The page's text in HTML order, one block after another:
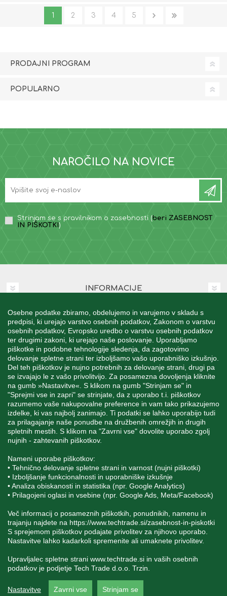
Osebne podatke zbiramo, obdelujemo in varujemo v skladu s
predpisi, ki urejajo varstvo osebnih podatkov, Zakonom o varstvu
osebnih podatkov, Evropsko uredbo o varstvu osebnih podatkov
ter drugimi zakoni, ki urejajo naše poslovanje. Uporabljamo
piškotke in podobne tehnologije sledenja, da zagotovimo
delovanje spletne strani ter izboljšamo vašo uporabniško izkušnjo.
Del teh piškotkov je nujno potrebnih za delovanje strani, drugi pa
se izvajajo le z vašo privolitvijo. Za posamezna dovoljenja kliknite
na gumb »Nastavitve«. S klikom na gumb "Strinjam se" in
"Sprejmi vse in zapri" se strinjate, da z uporabo t.i. piškotkov
razumemo vaše nakupovalne preference in vam tako prikazujemo
izdelke, ki vas najbolj zanimajo. Ti podatki se lahko uporabijo tudi
za prilagajanje naše ponudbe na družbenih omrežjih in drugih
spletnih mestih. S klikom na "Zavrni vse" dovolite uporabo zgolj
nujnih - zahtevanih piškotkov.
Nameni uporabe piškotkov:
• Tehnično delovanje spletne strani in varnost (nujni piškotki)
• Izboljšanje funkcionalnosti in uporabniške izkušnje
• Analiza obiskanosti in statistika (npr. Google Analytics)
• Prilagojeni oglasi in vsebine (npr. Google Ads, Meta/Facebook)
Več informacij o posameznih piškotkih, ponudnikih, namenu in
trajanju najdete na https://www.techtrade.si/zasebnost-in-piskotki
S sprejemom piškotkov podajate privolitev za njihovo uporabo.
Nastavitve lahko kadarkoli spremenite ali umaknete privolitev.
Upravljalec spletne strani www.techtrade.si in vaših osebnih
podatkov je podjetje Tech Trade d.o.o. Trzin.
Nastavitve Zavrni vse Strinjam se
1 2 3 4 5
PRODAJNI PROGRAM
POPULARNO
NAROČILO NA NOVICE
Strinjam se s pravilnikom o zasebnosti (beri ZASEBNOST
IN PIŠKOTKI )
INFORMACIJE
MOJ RAČUN
STORITEV ZA STRANKE
SPREMLJAJTE NAS
Blatnica 8, 1236 Trzin
V podjetju TechTrade Trzin si prizadevamo objavljati
pravilne in verodostojne podatke. V kolikor na naši
podatke ali slike, vas prosimo, da nam to sporočite na
info@techtrade.si. Avtorske pravice © 1992-2026
TechTrade d.o.o. Trzin. Vse pravice pridržane.
FILTRI SORT